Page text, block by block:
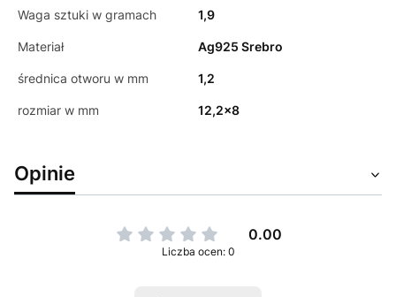
Waga sztuki w gramach 1,9
Materiał Ag925 Srebro
średnica otworu w mm 1,2
rozmiar w mm 12,2x8
Opinie
0.00
Liczba ocen: 0